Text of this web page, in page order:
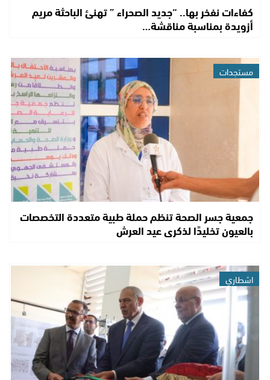
كفاءات نفخر بها.. “جديد الصحراء ” تهنئ الباحثة مريم
أزويدة بمناسبة مناقشة…
مستجدات
جمعية جسر الصحة تنظم حملة طبية متعددة التخصصات
بالعيون تخليدًا لذكرى عيد العرش
اشطاري